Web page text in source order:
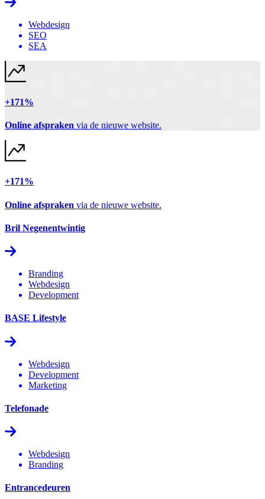
Webdesign
SEO
SEA
+171%
Online afspraken via de nieuwe website.
+171%
Online afspraken via de nieuwe website.
Bril Negenentwintig
Branding
Webdesign
Development
BASE Lifestyle
Webdesign
Development
Marketing
Telefonade
Webdesign
Branding
Entrancedeuren